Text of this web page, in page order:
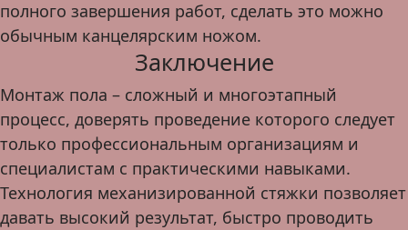
полного завершения работ, сделать это можно
обычным канцелярским ножом.
Заключение
Монтаж пола – сложный и многоэтапный
процесс, доверять проведение которого следует
только профессиональным организациям и
специалистам с практическими навыками.
Технология механизированной стяжки позволяет
давать высокий результат, быстро проводить